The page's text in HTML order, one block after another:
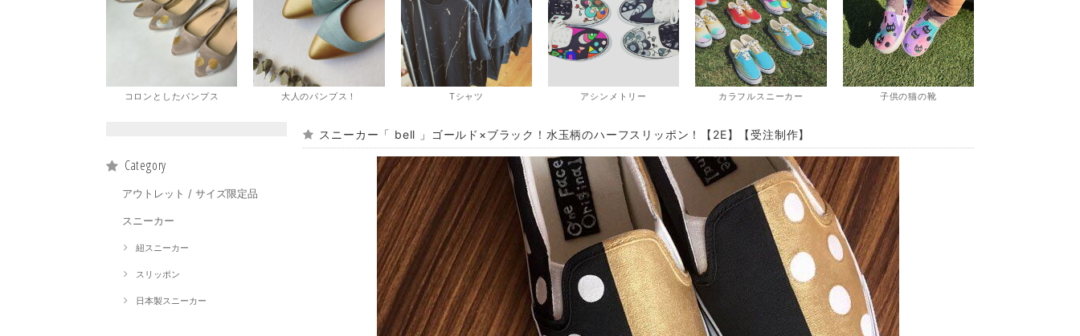
コロンとしたパンプス 大人のパンプス！ Tシャツ アシンメトリー カラフルスニーカー 子供の猫の靴
Category
アウトレット / サイズ限定品
スニーカー
紐スニーカー
スリッポン
日本製スニーカー
スニーカー「 bell 」ゴールド×ブラック！水玉柄のハーフスリッポン！【2E】【受注制作】